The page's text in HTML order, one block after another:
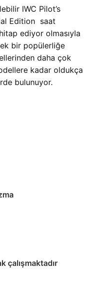
IWC Pilot’s
Edition saat
ediyor olmasıyla
bir popülerliğe
daha çok
kadar oldukça
bulunuyor.
çalışmaktadır